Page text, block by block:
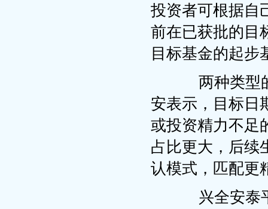
投资者可根据自
前在已获批的目
目标基金的起步
两种类型的
安表示，目标日
或投资精力不足
占比更大，后续
认模式，匹配更
兴全安泰平